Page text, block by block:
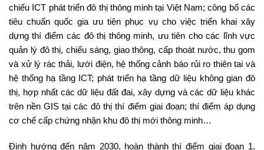
chiếu ICT phát triển đô thị thông minh tại Việt Nam; công bố các
tiêu chuẩn quốc gia ưu tiên phục vụ cho việc triển khai xây
dựng thí điểm các đô thị thông minh, ưu tiên cho các lĩnh vực
quản lý đô thị, chiếu sáng, giao thông, cấp thoát nước, thu gom
và xử lý rác thải, lưới điện, hệ thống cảnh báo rủi ro thiên tai và
hệ thống hạ tầng ICT; phát triển hạ tầng dữ liệu không gian đô
thị, hợp nhất các dữ liệu đất đai, xây dựng và các dữ liệu khác
trên nền GIS tại các đô thị thí điểm giai đoạn; thí điểm áp dụng
cơ chế cấp chứng nhận khu đô thị mới thông minh…
Định hướng đến năm 2030, hoàn thành thí điểm giai đoạn 1,